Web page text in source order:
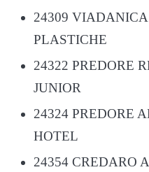
24309 VIADANICA
PLASTICHE
24322 PREDORE
JUNIOR
24324 PREDORE
HOTEL
24354 CREDARO